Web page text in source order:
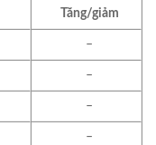
Tăng/giảm
–
–
–
–